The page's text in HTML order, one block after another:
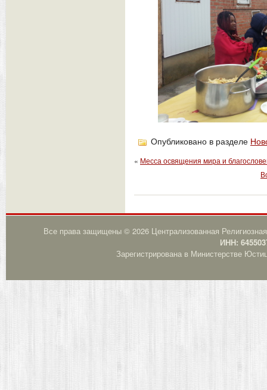
Опубликовано в разделе
« Месса освящения мира и
Все права защищены © 2026 Централизованная
ИНН:
Зарегистрирована в Министерстве